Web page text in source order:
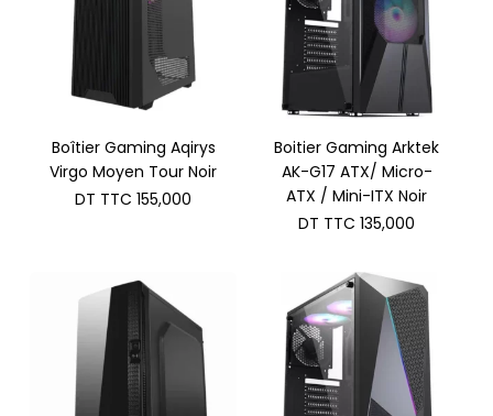
Boîtier Gaming Aqirys
Virgo Moyen Tour Noir
DT TTC 155,000
Boitier Gaming Arktek
AK-G17 ATX/ Micro-
ATX / Mini-ITX Noir
DT TTC 135,000